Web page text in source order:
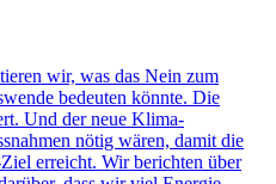
wir, was das Nein zum
bedeuten könnte. Die
Und der neue Klima-
nötig wären, damit die
erreicht. Wir berichten über